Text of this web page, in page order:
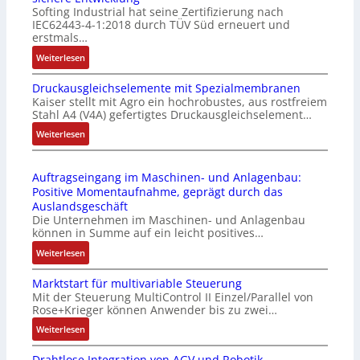
s
t
r
i
e
-
P
C
l
ä
s
t
s
i
c
h
f
l
e
x
i
b
f
u
n
k
m
o
d
u
l
e
r
i
n
g
e
n
4
G
u
n
d
5
Softing Industrial hat seine Zertifizierung nach
IEC62443-4-1:2018 durch TÜV Süd erneuert und
erstmals…
Weiterlesen:
I
E
6
2
4
3
-
Z
e
r
t
i
f
i
z
i
e
Druckausgleichselemente mit Spezialmembranen
Kaiser stellt mit Agro ein hochrobustes, aus rostfreiem
Stahl A4 (V4A) gefertigtes Druckausgleichselement…
Weiterlesen:
D
u
c
k
a
u
s
g
l
e
i
c
h
Auftragseingang im Maschinen- und Anlagenbau:
Positive Momentaufnahme, geprägt durch das
Auslandsgeschäft
Die Unternehmen im Maschinen- und Anlagenbau
können in Summe auf ein leicht positives…
Weiterlesen:
A
u
f
t
r
a
Marktstart für multivariable Steuerung
Mit der Steuerung MultiControl II Einzel/Parallel von
Rose+Krieger können Anwender bis zu zwei…
Weiterlesen:
M